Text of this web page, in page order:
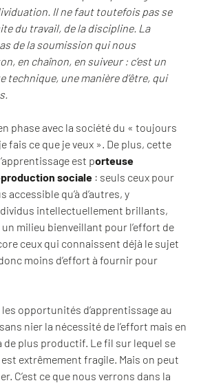
Il ne faut toutefois pas se
du travail, de la discipline. La
de la soumission qui nous
en chaînon, en suiveur : c’est un
technique, une manière d’être, qui
phase avec la société du « toujours
fais ce que je veux ». De plus, cette
est porteuse
sociale : seuls ceux pour
qu’à d’autres, y
intellectuellement brillants,
milieu bienveillant pour l’effort de
ceux qui connaissent déjà le sujet
moins d’effort à fournir pour
les opportunités d’apprentissage au
nier la nécessité de l’effort mais en
de plus productif. Le fil sur lequel se
extrêmement fragile. Mais on peut
C’est ce que nous verrons dans la